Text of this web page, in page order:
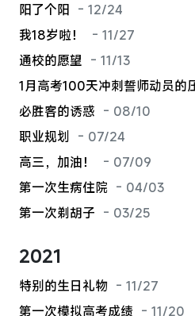
阳了个阳 - 12/24
我18岁啦！
- 11/27
通校的愿望 - 11/13
1月高考100天冲刺誓师动员的
必胜客的诱惑 - 08/10
职业规划
- 07/24
高三，加油！
- 07/09
第一次生病住院 - 04/03
第一次剃胡子 - 03/25
2021
特别的生日礼物 - 11/27
第一次模拟高考成绩 - 11/20